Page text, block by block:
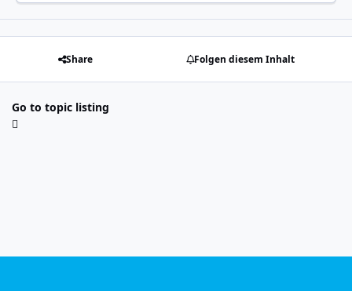
Share Folgen diesem Inhalt
Go to topic listing